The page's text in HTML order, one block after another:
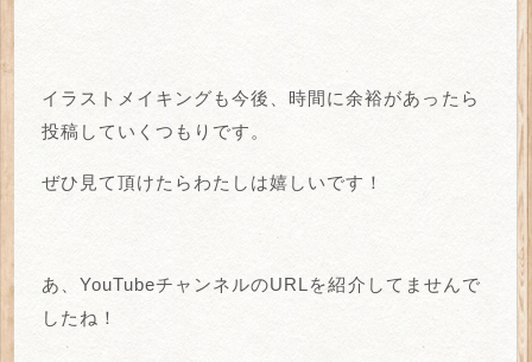
イラストメイキングも今後、時間に余裕があったら
投稿していくつもりです。
ぜひ見て頂けたらわたしは嬉しいです！
あ、YouTubeチャンネルのURLを紹介してませんで
したね！